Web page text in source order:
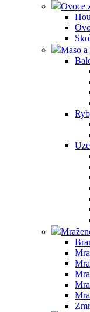
Ovoce
Maso